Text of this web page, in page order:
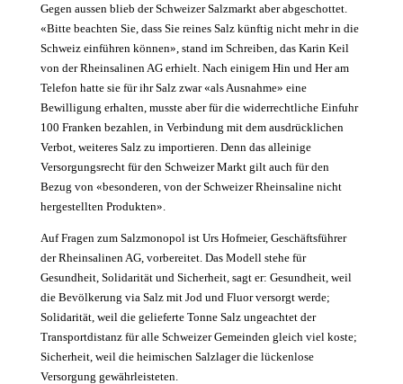
Gegen aussen blieb der Schweizer Salzmarkt aber abgeschottet.
«Bitte beachten Sie, dass Sie reines Salz künftig nicht mehr in die
Schweiz einführen können», stand im Schreiben, das Karin Keil
von der Rheinsalinen AG erhielt. Nach einigem Hin und Her am
Telefon hatte sie für ihr Salz zwar «als Ausnahme» eine
Bewilligung erhalten, musste aber für die widerrechtliche Einfuhr
100 Franken bezahlen, in Verbindung mit dem ausdrücklichen
Verbot, weiteres Salz zu importieren. Denn das allei­nige
Versorgungsrecht für den Schweizer Markt gilt auch für den
Bezug von «besonderen, von der Schweizer Rheinsaline nicht
hergestellten Produkten».
Auf Fragen zum Salzmonopol ist Urs Hofmeier, Geschäftsführer
der Rheinsalinen AG, vorbereitet. Das Modell stehe für
Gesundheit, Solidarität und Sicherheit, sagt er: Gesundheit, weil
die Bevölkerung via Salz mit Jod und Fluor versorgt werde;
Solidarität, weil die gelieferte Tonne Salz ungeachtet der
Transportdistanz für alle Schweizer Gemeinden gleich viel koste;
­Sicherheit, weil die heimischen Salzlager die lückenlose
Versorgung gewährleisteten.